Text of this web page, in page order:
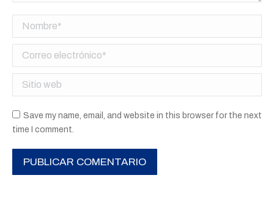
Nombre *
Correo electrónico *
Sitio web
Save my name, email, and website in this browser for the next
time I comment.
PUBLICAR COMENTARIO